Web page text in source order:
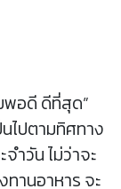
พอดี ดีที่สุด”
ไปตามทิศทาง
ำวัน ไม่ว่าจะ
ทานอาหาร จะ